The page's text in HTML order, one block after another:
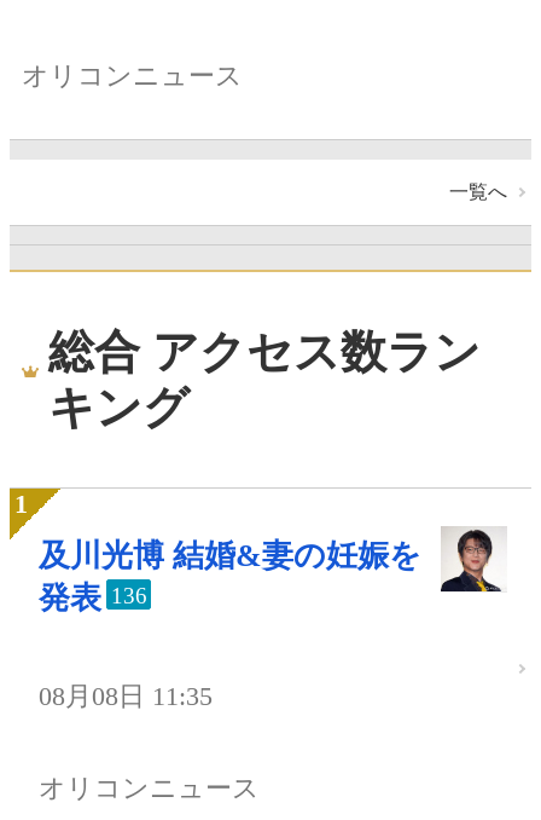
オリコンニュース
一覧へ
総合 アクセス数ラン
キング
及川光博 結婚&妻の妊娠を
発表 136
08月08日 11:35
オリコンニュース